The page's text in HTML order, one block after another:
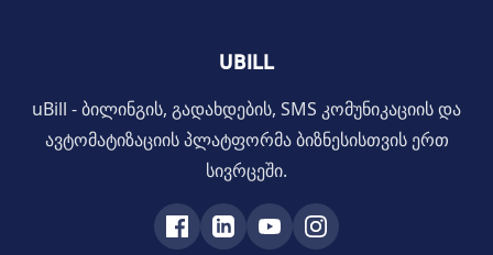
UBILL
uBill - ბილინგის, გადახდების, SMS კომუნიკაციის და
ავტომატიზაციის პლატფორმა ბიზნესისთვის ერთ
სივრცეში.